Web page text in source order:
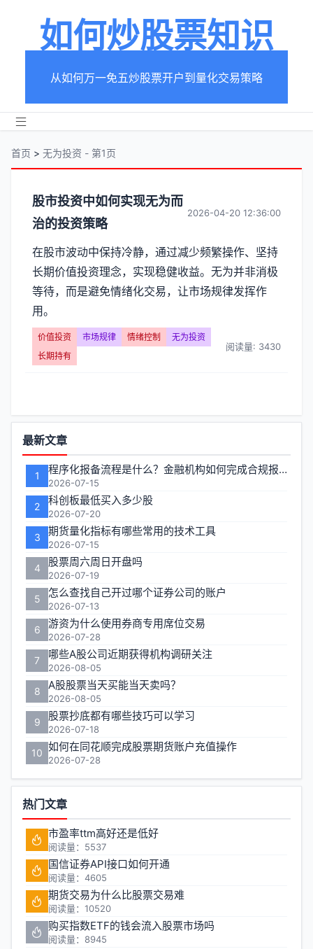
如何炒股票知识
从如何万一免五炒股票开户到量化交易策略
首页 > 无为投资 - 第1页
分
类
【无
为
投
资】
列
表
-
第
页
股市投资中如何实现无为而
治的投资策略
2026-04-20 12:36:00
在股市波动中保持冷静，通过减少频繁操作、坚持
长期价值投资理念，实现稳健收益。无为并非消极
等待，而是避免情绪化交易，让市场规律发挥作
用。
价值投资 市场规律 情绪控制
无为投资
长期持有
阅读量: 3430
功
能
区
最新文章
1 程序化报备流程是什么？金融机构如何完成合规报备
2026-07-15
2 科创板最低买入多少股
2026-07-20
3 期货量化指标有哪些常用的技术工具
2026-07-15
4 股票周六周日开盘吗
2026-07-19
5 怎么查找自己开过哪个证券公司的账户
2026-07-13
6 游资为什么使用券商专用席位交易
2026-07-28
7 哪些A股公司近期获得机构调研关注
2026-08-05
8 A股股票当天买能当天卖吗？
2026-08-05
9 股票抄底都有哪些技巧可以学习
2026-07-18
10 如何在同花顺完成股票期货账户充值操作
2026-07-28
热门文章
市盈率ttm高好还是低好
阅读量：5537
国信证券API接口如何开通
阅读量：4605
期货交易为什么比股票交易难
阅读量：10520
购买指数ETF的钱会流入股票市场吗
阅读量：8945